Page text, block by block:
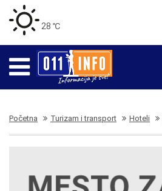
28 ℃
Početna Turizam i transport Hoteli